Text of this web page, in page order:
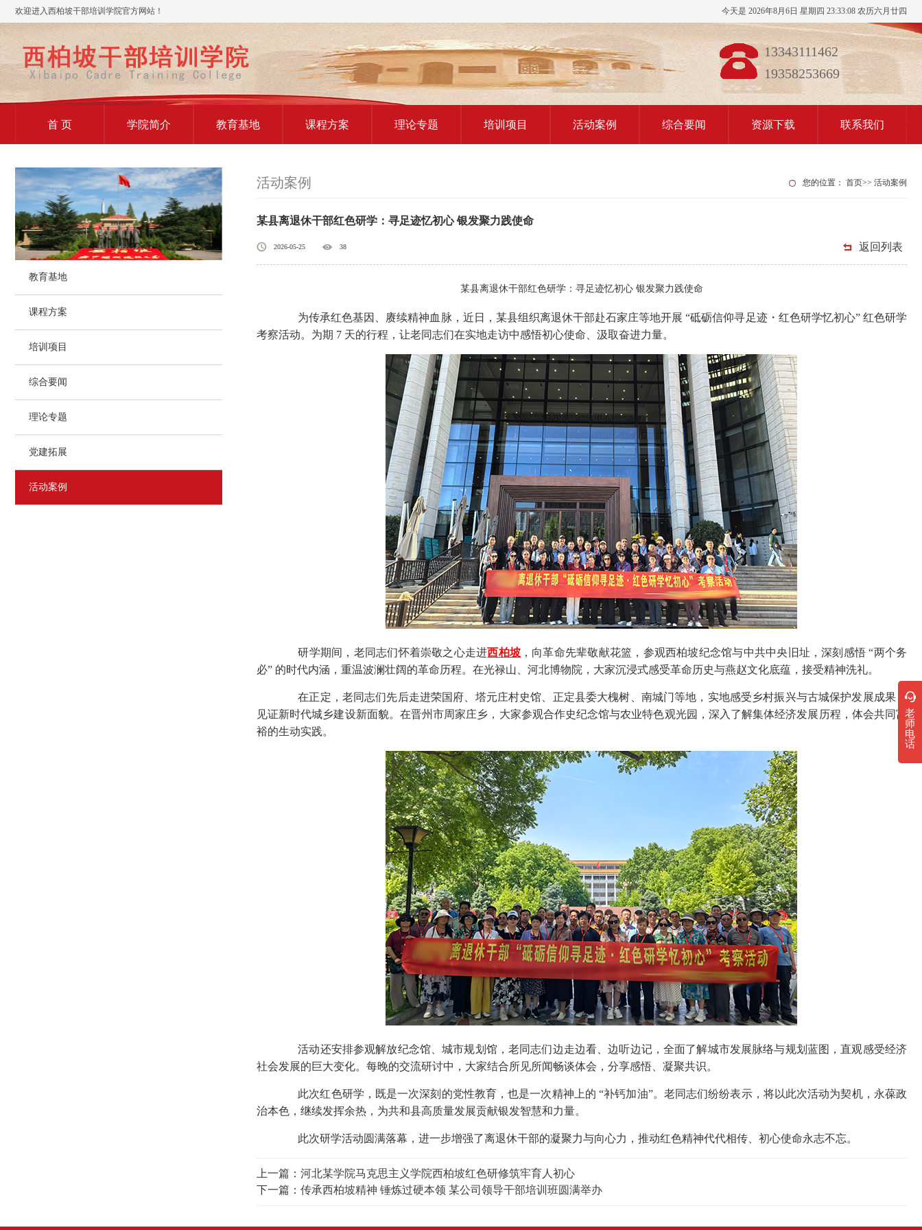
欢迎进入西柏坡干部培训学院官方网站！ 今天是 2026年8月6日 星期四 23:33:08 农历六月廿四
13343111462
19358253669
首 页 学院简介 教育基地 课程方案 理论专题 培训项目 活动案例 综合要闻 资源下载 联系我们
教育基地
课程方案
培训项目
综合要闻
理论专题
党建拓展
活动案例
活动案例 您的位置： 首页>> 活动案例
某县离退休干部红色研学：寻足迹忆初心 银发聚力践使命
2026-05-25 38 返回列表
某县离退休干部红色研学：寻足迹忆初心 银发聚力践使命
为传承红色基因、赓续精神血脉，近日，某县组织离退休干部赴石家庄等地开展 “砥砺信仰寻足迹・红色研学忆初心” 红色研学
考察活动。为期 7 天的行程，让老同志们在实地走访中感悟初心使命、汲取奋进力量。
研学期间，老同志们怀着崇敬之心走进西柏坡 ，向革命先辈敬献花篮，参观西柏坡纪念馆与中共中央旧址，深刻感悟 “两个务
必” 的时代内涵，重温波澜壮阔的革命历程。在光禄山、河北博物院，大家沉浸式感受革命历史与燕赵文化底蕴，接受精神洗礼。
在正定，老同志们先后走进荣国府、塔元庄村史馆、正定县委大槐树、南城门等地，实地感受乡村振兴与古城保护发展成果，
见证新时代城乡建设新面貌。在晋州市周家庄乡，大家参观合作史纪念馆与农业特色观光园，深入了解集体经济发展历程，体会共同富
裕的生动实践。
活动还安排参观解放纪念馆、城市规划馆，老同志们边走边看、边听边记，全面了解城市发展脉络与规划蓝图，直观感受经济
社会发展的巨大变化。每晚的交流研讨中，大家结合所见所闻畅谈体会，分享感悟、凝聚共识。
此次红色研学，既是一次深刻的党性教育，也是一次精神上的 “补钙加油”。老同志们纷纷表示，将以此次活动为契机，永葆政
治本色，继续发挥余热，为共和县高质量发展贡献银发智慧和力量。
此次研学活动圆满落幕，进一步增强了离退休干部的凝聚力与向心力，推动红色精神代代相传、初心使命永志不忘。
上一篇： 河北某学院马克思主义学院西柏坡红色研修筑牢育人初心
下一篇： 传承西柏坡精神 锤炼过硬本领 某公司领导干部培训班圆满举办
老
师
电
话